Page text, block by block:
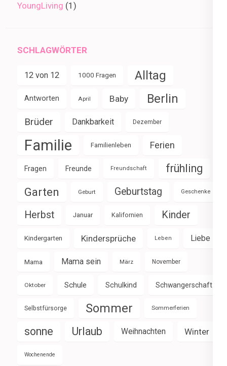
YoungLiving (1)
SCHLAGWÖRTER
12 von 12 1000 Fragen Alltag
Antworten April Baby Berlin
Brüder Dankbarkeit Dezember
Familie Familienleben Ferien
Fragen Freunde Freundschaft frühling
Garten Geburt Geburtstag Geschenke
Herbst Januar Kalifornien Kinder
Kindergarten Kindersprüche Leben Liebe
Mama Mama sein März November
Oktober Schule Schulkind Schwangerschaft
Selbstfürsorge Sommer Sommerferien
sonne Urlaub Weihnachten Winter
Wochenende